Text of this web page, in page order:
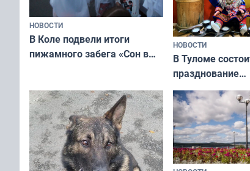
НОВОСТИ
В Коле подвели итоги
пижамного забега «Сон в
НОВОСТИ
В Туломе
празднование
коренных